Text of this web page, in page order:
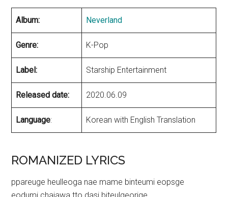
Album: Neverland
Genre: K-Pop
Label: Starship Entertainment
Released date: 2020.06.09
Language: Korean with English Translation
ROMANIZED LYRICS
ppareuge heulleoga nae mame binteumi eopsge